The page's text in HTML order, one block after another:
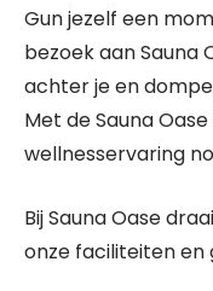
Gun jezelf een
bezoek aan Sauna
achter je en
Met de Sauna
wellnesservaring
Bij Sauna Oase
onze faciliteiten en